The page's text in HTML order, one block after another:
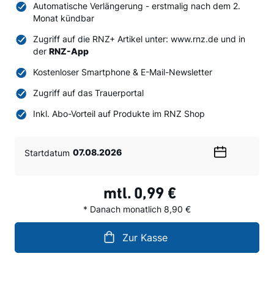
Automatische Verlängerung - erstmalig nach dem 2.
Monat kündbar
Zugriff auf die RNZ+ Artikel unter: www.rnz.de und in
der RNZ-App
Kostenloser Smartphone & E-Mail-Newsletter
Zugriff auf das Trauerportal
Inkl. Abo-Vorteil auf Produkte im RNZ Shop
Startdatum
mtl. 0,99 €
* Danach monatlich 8,90 €
Zur Kasse